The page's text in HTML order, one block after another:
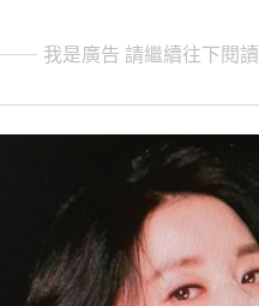
我是廣告 請繼續往下閱讀